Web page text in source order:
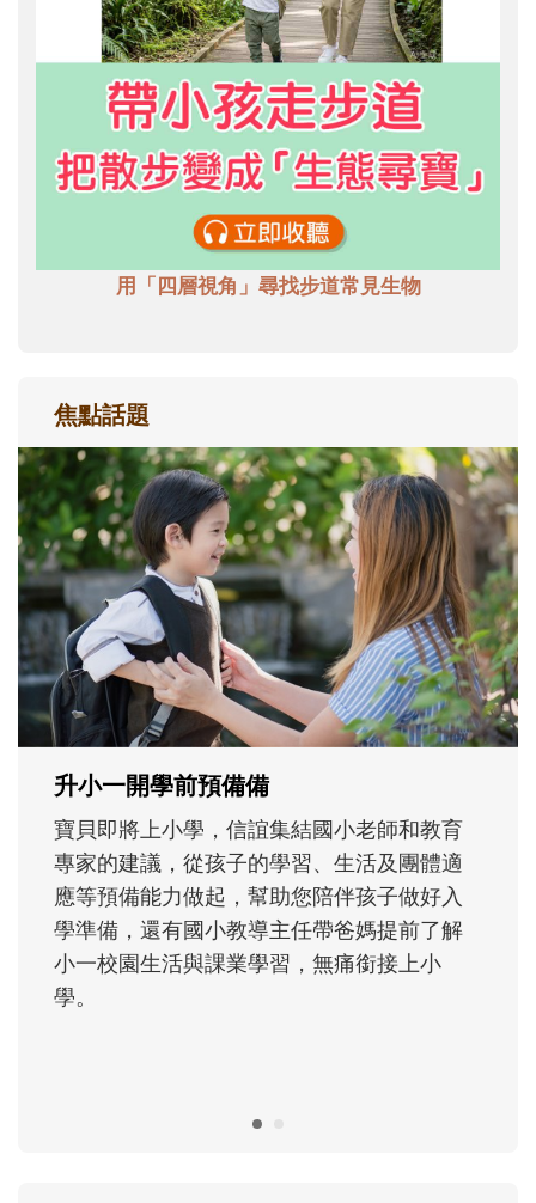
用「四層視角」尋找步道常見生物
焦點話題
和孩子一起長大的那個男人│讀懂父親的
不同模樣
沒有人天生就擅長當爸爸！男人總是在一次
次「前所未有」的體驗中，跟著孩子一起長
大。從給予安全感的肢體遊戲，到獨立自
主、角色認同及解決問題的能力養成。爸爸
正嘗試用不同的模樣，參與孩子每個重要的